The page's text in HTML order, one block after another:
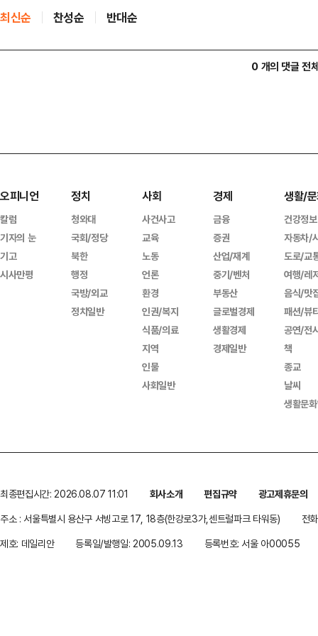
최신순 찬성순 반대순
0 개의 댓글 전
오피니언
칼럼
기자의 눈
기고
시사만평
정치
청와대
국회/정당
북한
행정
국방/외교
정치일반
사회
사건사고
교육
노동
언론
환경
인권/복지
식품/의료
지역
인물
사회일반
경제
금융
증권
산업/재계
중기/벤처
부동산
글로벌경제
생활경제
경제일반
생활/
건강정보
자동차/
도로/교
여행/레
음식/맛
패션/뷰
공연/전
책
종교
날씨
생활문
최종편집시간: 2026.08.07 11:01 회사소개 편집규약
광고제휴문의
주소 : 서울특별시 용산구 서빙고로 17, 18층(한강로3가,센트럴파크 타워동)
전
제호: 데일리안
등록일/발행일: 2005.09.13 등록번호: 서울 아00055